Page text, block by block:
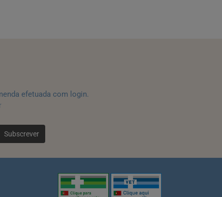
efetuada com login.
Subscrever